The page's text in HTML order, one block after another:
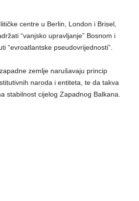
centre u Berlin, London i Brisel,
“vanjsko upravljanje” Bosnom i
“evroatlantske pseudovrijednosti”.
zemlje narušavaju princip
naroda i entiteta, te da takva
stabilnost cijelog Zapadnog Balkana.